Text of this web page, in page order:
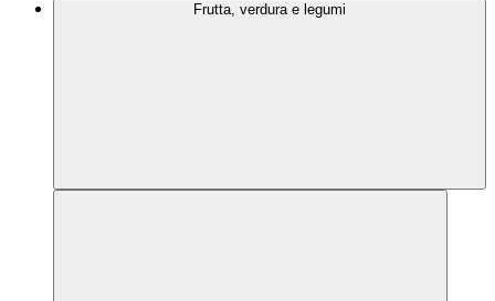
Frutta, verdura e legumi